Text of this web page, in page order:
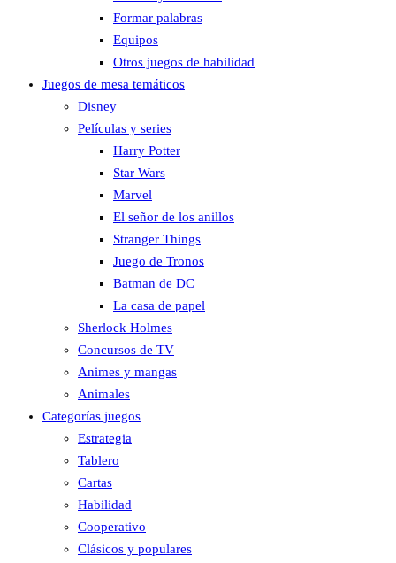
Formar palabras
Equipos
Otros juegos de habilidad
Juegos de mesa temáticos
Disney
Películas y series
Harry Potter
Star Wars
Marvel
El señor de los anillos
Stranger Things
Juego de Tronos
Batman de DC
La casa de papel
Sherlock Holmes
Concursos de TV
Animes y mangas
Animales
Categorías juegos
Estrategia
Tablero
Cartas
Habilidad
Cooperativo
Clásicos y populares